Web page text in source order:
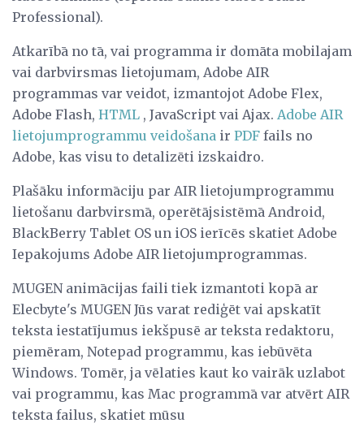
Professional).
Atkarībā no tā, vai programma ir domāta mobilajam
vai darbvirsmas lietojumam, Adobe AIR
programmas var veidot, izmantojot Adobe Flex,
Adobe Flash, HTML , JavaScript vai Ajax. Adobe AIR
lietojumprogrammu veidošana ir PDF fails no
Adobe, kas visu to detalizēti izskaidro.
Plašāku informāciju par AIR lietojumprogrammu
lietošanu darbvirsmā, operētājsistēmā Android,
BlackBerry Tablet OS un iOS ierīcēs skatiet Adobe
Iepakojums Adobe AIR lietojumprogrammas.
MUGEN animācijas faili tiek izmantoti kopā ar
Elecbyte's MUGEN Jūs varat rediģēt vai apskatīt
teksta iestatījumus iekšpusē ar teksta redaktoru,
piemēram, Notepad programmu, kas iebūvēta
Windows. Tomēr, ja vēlaties kaut ko vairāk uzlabot
vai programmu, kas Mac programmā var atvērt AIR
teksta failus, skatiet mūsu